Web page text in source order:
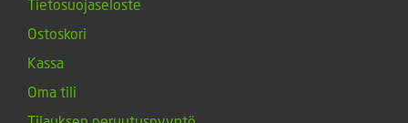
Tietosuojaseloste
Ostoskori
Kassa
Oma tili